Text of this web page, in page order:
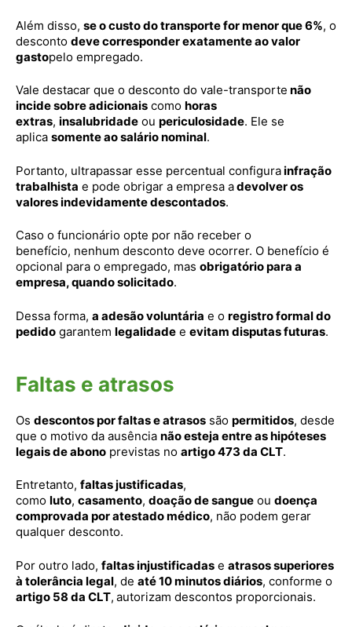
Além disso, se o custo do transporte for menor que 6%, o
desconto deve corresponder exatamente ao valor
gastopelo empregado.
Vale destacar que o desconto do vale-transporte não
incide sobre adicionais como horas
extras, insalubridade ou periculosidade. Ele se
aplica somente ao salário nominal.
Portanto, ultrapassar esse percentual configurainfração
trabalhista e pode obrigar a empresa adevolver os
valores indevidamente descontados.
Caso o funcionário opte por não receber o
benefício, nenhum desconto deve ocorrer. O benefício é
opcional para o empregado, mas obrigatório para a
empresa, quando solicitado.
Dessa forma, a adesão voluntária e o registro formal do
pedido garantem legalidade e evitam disputas futuras.
Faltas e atrasos
Os descontos por faltas e atrasos são permitidos, desde
que o motivo da ausência não esteja entre as hipóteses
legais de abono previstas no artigo 473 da CLT.
Entretanto, faltas justificadas,
como luto, casamento, doação de sangue ou doença
comprovada por atestado médico, não podem gerar
qualquer desconto.
Por outro lado, faltas injustificadas e atrasos superiores
à tolerância legal, de até 10 minutos diários, conforme o
artigo 58 da CLT, autorizam descontos proporcionais.